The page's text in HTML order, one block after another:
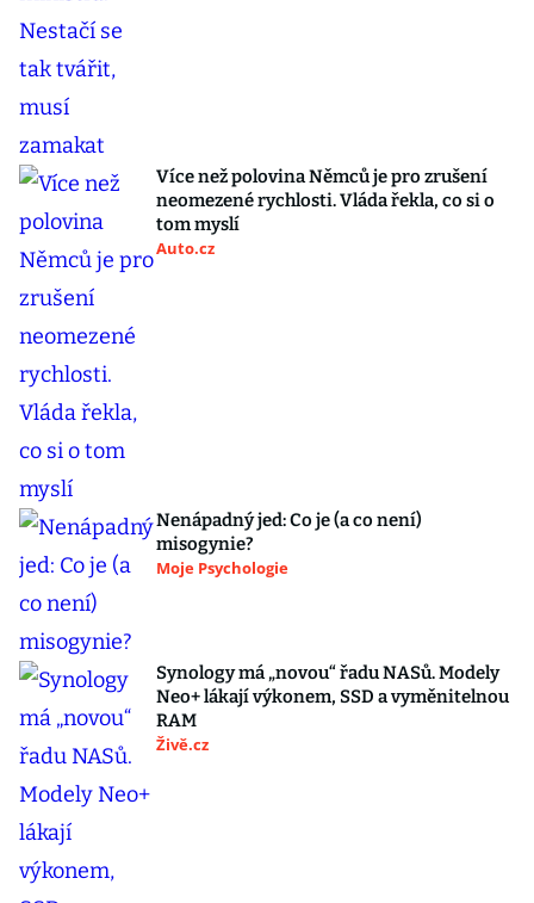
Více než polovina Němců je pro zrušení
neomezené rychlosti. Vláda řekla, co si o
tom myslí
Auto.cz
Nenápadný jed: Co je (a co není)
misogynie?
Moje Psychologie
Synology má „novou“ řadu NASů. Modely
Neo+ lákají výkonem, SSD a vyměnitelnou
RAM
Živě.cz